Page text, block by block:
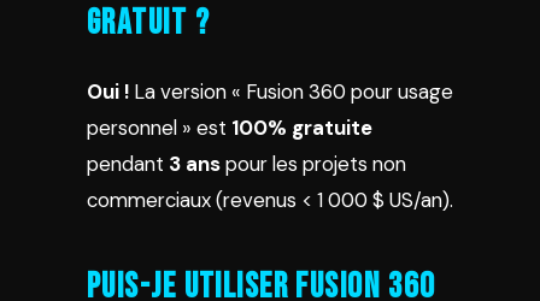
gratuit ?
Oui ! La version « Fusion 360 pour usage
personnel » est 100% gratuite
pendant 3 anspour les projets non
commerciaux (revenus < 1 000 $ US/an).
Puis-je utiliser Fusion 360